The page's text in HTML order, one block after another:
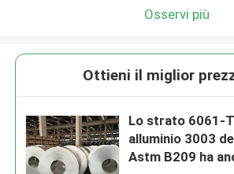
Osservi più
Ottieni il miglior
Lo strato 6061-
alluminio 3003
Astm B209 ha